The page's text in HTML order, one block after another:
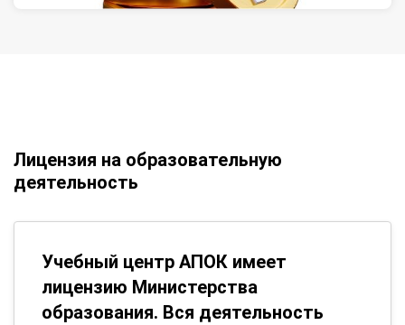
Лицензия на образовательную
деятельность
Учебный центр АПОК имеет
лицензию Министерства
образования. Вся деятельность